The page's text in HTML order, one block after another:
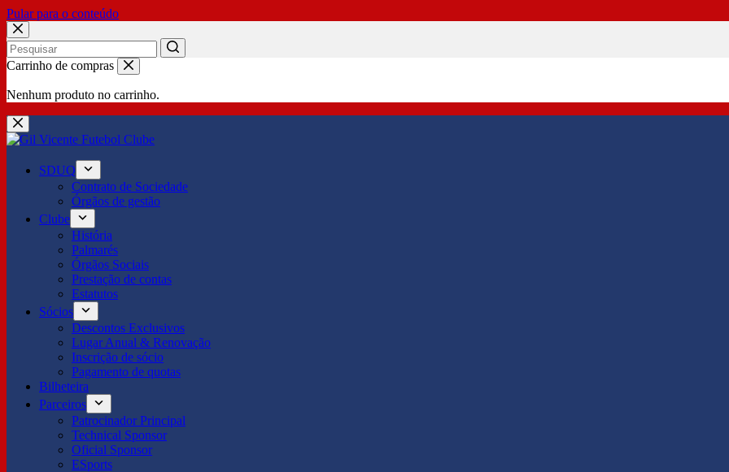
Pular para o conteúdo
No
Carrinho de compras
Nenhum produto no carrinho.
SDUQ
Contrato de Sociedade
Órgãos de gestão
Clube
História
Palmarés
Órgãos Sociais
Prestação de contas
Estatutos
Sócios
Descontos Exclusivos
Lugar Anual & Renovação
Inscrição de sócio
Pagamento de quotas
Bilheteira
Parceiros
Patrocinador Principal
Technical Sponsor
Oficial Sponsor
ESports